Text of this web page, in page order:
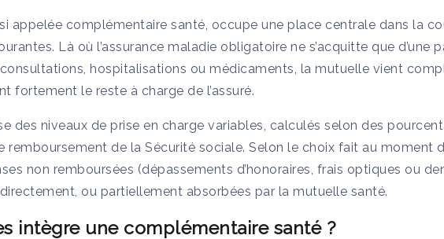
appelée complémentaire santé, occupe une place centrale dans la
Là où l’assurance maladie obligatoire ne s’acquitte que d’une
hospitalisations ou médicaments, la mutuelle vient
fortement le reste à charge de l’assuré.
des niveaux de prise en charge variables, calculés selon des
remboursement de la Sécurité sociale. Selon le choix fait au moment
non remboursées (dépassements d’honoraires, frais optiques ou
ou partiellement absorbées par la mutuelle santé.
intègre une complémentaire santé ?